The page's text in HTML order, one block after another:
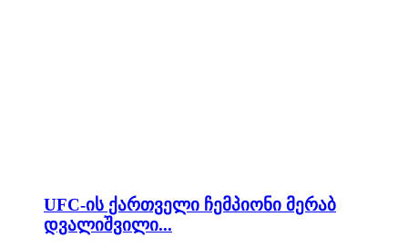
UFC-ის ქართველი ჩემპიონი მერაბ
დვალიშვილი...